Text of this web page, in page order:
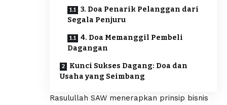
3. Doa Penarik Pelanggan dari
Segala Penjuru
4. Doa Memanggil Pembeli
Dagangan
Kunci Sukses Dagang: Doa dan
Usaha yang Seimbang
Rasulullah SAW menerapkan prinsip bisnis